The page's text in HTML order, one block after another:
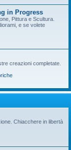
in Progress
Pittura e Scultura.
e se volete
creazioni completate.
Chiacchere in libertà